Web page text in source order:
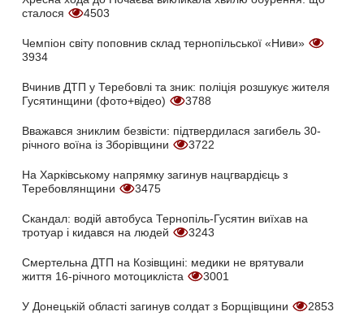
сталося
4503
Чемпіон світу поповнив склад тернопільської «Ниви»
3934
Вчинив ДТП у Теребовлі та зник: поліція розшукує жителя
Гусятинщини (фото+відео)
3788
Вважався зниклим безвісти: підтвердилася загибель 30-
річного воїна із Зборівщини
3722
На Харківському напрямку загинув нацгвардієць з
Теребовлянщини
3475
Скандал: водій автобуса Тернопіль-Гусятин виїхав на
тротуар і кидався на людей
3243
Смертельна ДТП на Козівщині: медики не врятували
життя 16-річного мотоцикліста
3001
У Донецькій області загинув солдат з Борщівщини 2853